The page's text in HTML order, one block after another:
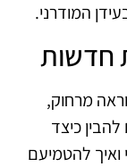
המודרני.
חדשות
מרחוק,
כיצד
להטמיעם